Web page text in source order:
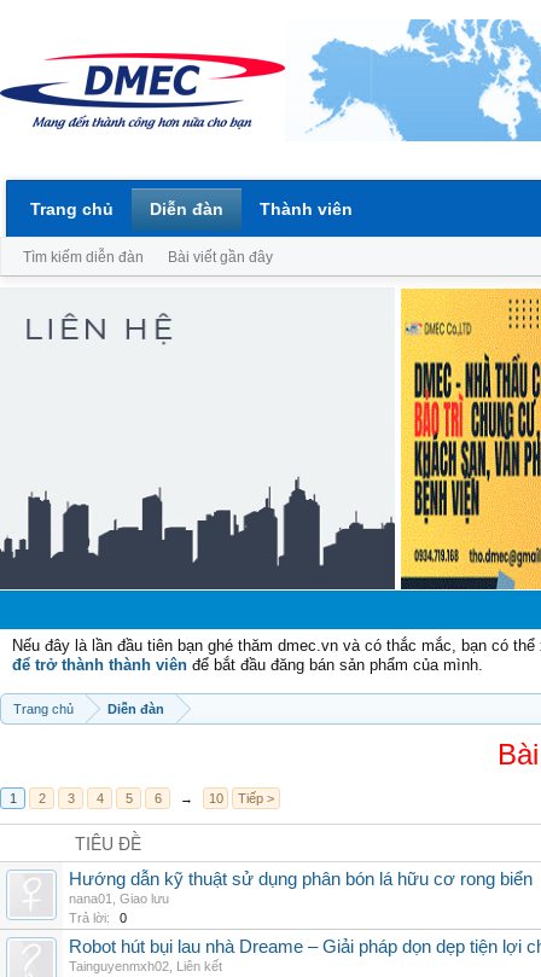
Nếu đây là lần đầu tiên bạn ghé thăm dmec.vn và có thắc mắc, bạn có
để trở thành thành viên để bắt đầu đăng bán sản phẩm của mình.
Trang chủ Diễn đàn
1 2 3 4 5 6 → 10 Tiếp >
TIÊU ĐỀ
Hướng dẫn kỹ thuật sử dụng phân bón lá hữu cơ rong biển
nana01
Giao lưu
Trả lời:
0
Robot hút bụi lau nhà Dreame – Giải pháp dọn dẹp tiện lợi
Tainguyenmxh02 Liên kết
Trang chủ Diễn đàn
Tìm kiếm diễn đàn Bài viết gần đây
Thành viên